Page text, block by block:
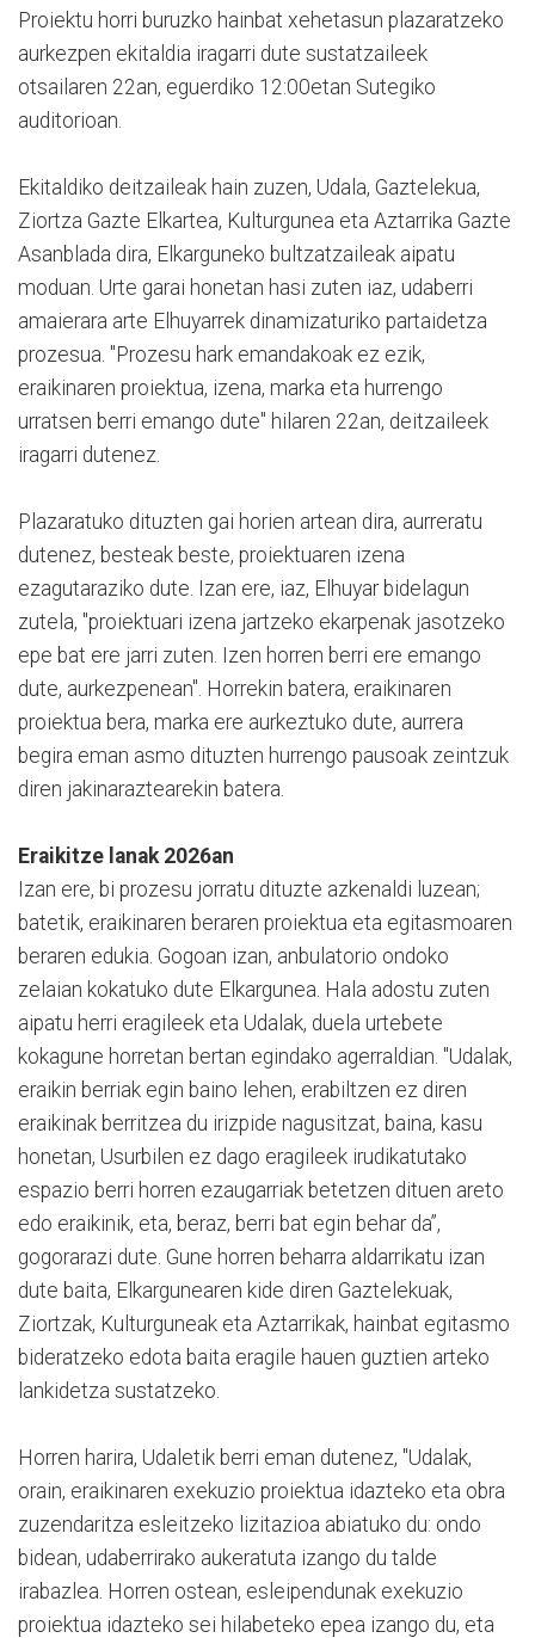
Proiektu horri buruzko hainbat xehetasun plazaratzeko
aurkezpen ekitaldia iragarri dute sustatzaileek
otsailaren 22an, eguerdiko 12:00etan Sutegiko
auditorioan.
Ekitaldiko deitzaileak hain zuzen, Udala, Gaztelekua,
Ziortza Gazte Elkartea, Kulturgunea eta Aztarrika Gazte
Asanblada dira, Elkarguneko bultzatzaileak aipatu
moduan. Urte garai honetan hasi zuten iaz, udaberri
amaierara arte Elhuyarrek dinamizaturiko partaidetza
prozesua. "Prozesu hark emandakoak ez ezik,
eraikinaren proiektua, izena, marka eta hurrengo
urratsen berri emango dute" hilaren 22an, deitzaileek
iragarri dutenez.
Plazaratuko dituzten gai horien artean dira, aurreratu
dutenez, besteak beste, proiektuaren izena
ezagutaraziko dute. Izan ere, iaz, Elhuyar bidelagun
zutela, "proiektuari izena jartzeko ekarpenak jasotzeko
epe bat ere jarri zuten. Izen horren berri ere emango
dute, aurkezpenean". Horrekin batera, eraikinaren
proiektua bera, marka ere aurkeztuko dute, aurrera
begira eman asmo dituzten hurrengo pausoak zeintzuk
diren jakinaraztearekin batera.
Eraikitze lanak 2026an
Izan ere, bi prozesu jorratu dituzte azkenaldi luzean;
batetik, eraikinaren beraren proiektua eta egitasmoaren
beraren edukia. Gogoan izan, anbulatorio ondoko
zelaian kokatuko dute Elkargunea. Hala adostu zuten
aipatu herri eragileek eta Udalak, duela urtebete
kokagune horretan bertan egindako agerraldian. "Udalak,
eraikin berriak egin baino lehen, erabiltzen ez diren
eraikinak berritzea du irizpide nagusitzat, baina, kasu
honetan, Usurbilen ez dago eragileek irudikatutako
espazio berri horren ezaugarriak betetzen dituen areto
edo eraikinik, eta, beraz, berri bat egin behar da”,
gogorarazi dute. Gune horren beharra aldarrikatu izan
dute baita, Elkargunearen kide diren Gaztelekuak,
Ziortzak, Kulturguneak eta Aztarrikak, hainbat egitasmo
bideratzeko edota baita eragile hauen guztien arteko
lankidetza sustatzeko.
Horren harira, Udaletik berri eman dutenez, "Udalak,
orain, eraikinaren exekuzio proiektua idazteko eta obra
zuzendaritza esleitzeko lizitazioa abiatuko du: ondo
bidean, udaberrirako aukeratuta izango du talde
irabazlea. Horren ostean, esleipendunak exekuzio
proiektua idazteko sei hilabeteko epea izango du, eta